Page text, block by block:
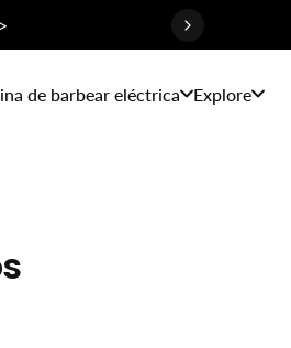
de barbear eléctrica Explore